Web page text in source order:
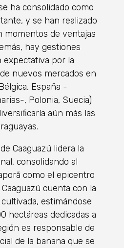
ha consolidado como
y se han realizado
momentos de ventajas
hay gestiones
expectativa por la
nuevos mercados en
España -
, Polonia, Suecia)
aún más las
Caaguazú lidera la
consolidando al
como el epicentro
cuenta con la
estimándose
hectáreas dedicadas a
es responsable de
de la banana que se